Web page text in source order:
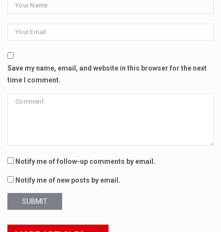
Save my name, email, and website in this browser for the next
time I comment.
Notify me of follow-up comments by email.
Notify me of new posts by email.
SUBMIT